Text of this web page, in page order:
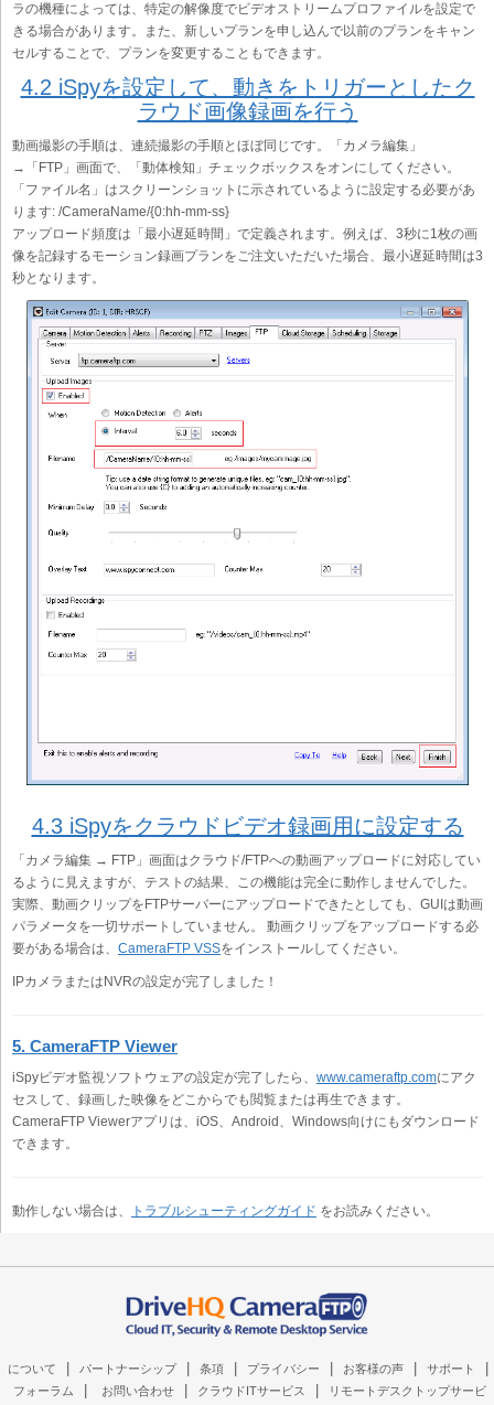
ラの機種によっては、特定の解像度でビデオストリームプロファイルを設定で
きる場合があります。また、新しいプランを申し込んで以前のプランをキャン
セルすることで、プランを変更することもできます。
4.2 iSpyを設定して、動きをトリガーとしたク
ラウド画像録画を行う
動画撮影の手順は、連続撮影の手順とほぼ同じです。「カメラ編集」
→「FTP」画面で、「動体検知」チェックボックスをオンにしてください。
「ファイル名」はスクリーンショットに示されているように設定する必要があ
ります: /CameraName/{0:hh-mm-ss}
アップロード頻度は「最小遅延時間」で定義されます。例えば、3秒に1枚の画
像を記録するモーション録画プランをご注文いただいた場合、最小遅延時間は3
秒となります。
4.3 iSpyをクラウドビデオ録画用に設定する
「カメラ編集 → FTP」画面はクラウド/FTPへの動画アップロードに対応してい
るように見えますが、テストの結果、この機能は完全に動作しませんでした。
実際、動画クリップをFTPサーバーにアップロードできたとしても、GUIは動画
パラメータを一切サポートしていません。 動画クリップをアップロードする必
要がある場合は、 CameraFTP VSSをインストールしてください。
IPカメラまたはNVRの設定が完了しました！
5. CameraFTP Viewer
iSpyビデオ監視ソフトウェアの設定が完了したら、 www.cameraftp.comにアク
セスして、録画した映像をどこからでも閲覧または再生できます。
CameraFTP Viewerアプリは、iOS、Android、Windows向けにもダウンロード
できます。
動作しない場合は、 トラブルシューティングガイド をお読みください。
について パートナーシップ 条項 プライバシー お客様の声 サポート
フォーラム お問い合わせ クラウドITサービス リモートデスクトップサービ